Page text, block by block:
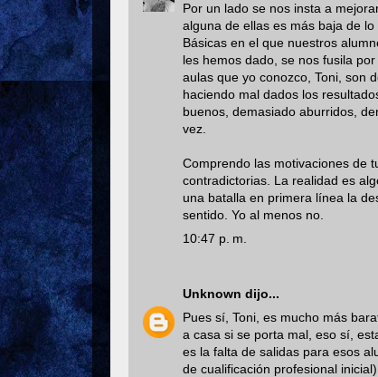
Por un lado se nos insta a
alguna de ellas es más baja de
Básicas en el que nuestros
les hemos dado, se nos fusila
aulas que yo conozco, Toni, son
haciendo mal dados los
buenos, demasiado aburridos,
vez.
Comprendo las motivaciones de
contradictorias. La realidad es
una batalla en primera línea la
sentido. Yo al menos no.
10:47 p. m.
Unknown dijo...
Pues sí, Toni, es mucho más
a casa si se porta mal, eso sí,
es la falta de salidas para esos
de cualificación profesional